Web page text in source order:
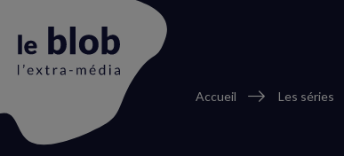
Fil
Accueil Les séries